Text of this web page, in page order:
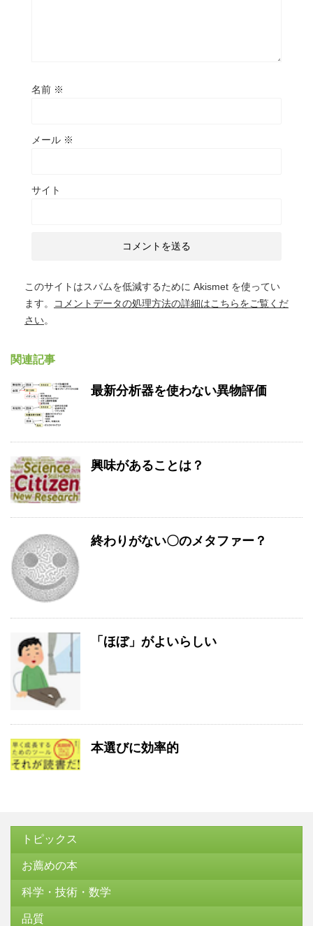
名前 ※
メール ※
サイト
このサイトはスパムを低減するために Akismet を使ってい
ます。
コメントデータの処理方法の詳細はこちらをご覧くだ
さい。
関連記事
最新分析器を使わない異物評価
興味があることは？
終わりがない〇のメタファー？
「ほぼ」がよいらしい
本選びに効率的
トピックス
お薦めの本
科学・技術・数学
品質